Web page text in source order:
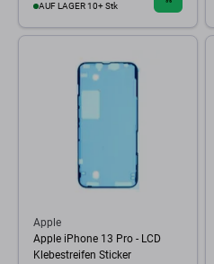
AUF LAGER 10+ Stk
Apple
Apple iPhone 13 Pro - LCD
Klebestreifen Sticker